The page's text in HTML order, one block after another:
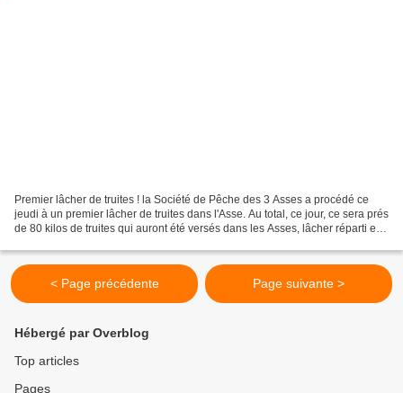
Premier lâcher de truites ! la Société de Pêche des 3 Asses a procédé ce
jeudi à un premier lâcher de truites dans l'Asse. Au total, ce jour, ce sera prés
de 80 kilos de truites qui auront été versés dans les Asses, lâcher réparti en
< Page précédente Page suivante >
Hébergé par Overblog
Top articles
Pages